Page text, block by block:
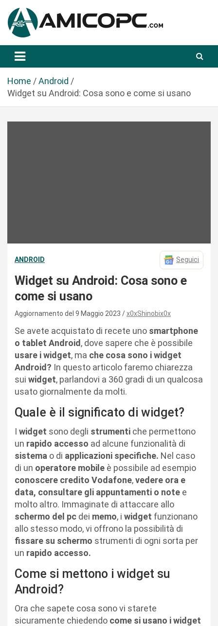
a
Amicopc.com
Home
Android
Widget su Android: Cosa sono e come si usano
ANDROID Seguici
Widget su Android: Cosa sono e
come si usano
Aggiornamento del 9 Maggio 2023 x0xShinobix0x
Se avete acquistato di recete uno smartphone
o tablet Android, dove sapere che è possibile
usare i widget, ma che cosa sono i widget
Android? In questo articolo faremo chiarezza
sui widget, parlandovi a 360 gradi di un qualcosa
usato giornalmente da molti.
Quale è il significato di widget?
I widget sono degli strumenti che permettono
un rapido accesso ad alcune funzionalità di
sistema o di applicazioni specifiche. Nel caso
di un operatore mobile è possibile ad esempio
conoscere credito Vodafone,vedere ora e
data, consultare gli appuntamenti o note e
molto altro. Immaginate di attaccare allo
schermo del pc dei memo, i widget funzionano
allo stesso modo, vi offrono la possibilità di
fissare su schermo strumenti di ogni sorta per
un rapido accesso.
Come si mettono i widget su
Android?
Ora che sapete cosa sono vi starete
sicuramente chiedendo come si usano i widget